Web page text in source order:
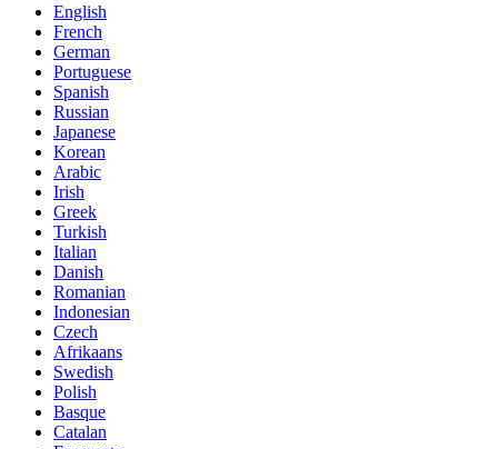
English
French
German
Portuguese
Spanish
Russian
Japanese
Korean
Arabic
Irish
Greek
Turkish
Italian
Danish
Romanian
Indonesian
Czech
Afrikaans
Swedish
Polish
Basque
Catalan